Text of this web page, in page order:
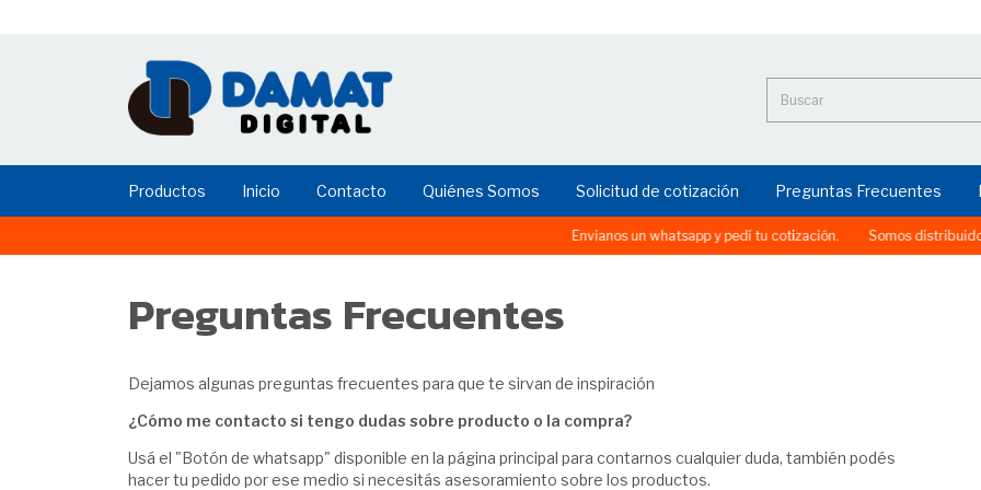
Productos Inicio Contacto Quiénes Somos Solicitud de cotización Preguntas Frecuentes
Envianos un whatsapp y pedí tu cotización. Somos
Preguntas Frecuentes
Dejamos algunas preguntas frecuentes para que te sirvan de inspiración
¿Cómo me contacto si tengo dudas sobre producto o la compra?
Usá el "Botón de whatsapp" disponible en la página principal para contarnos cualquier duda, también podés
hacer tu pedido por ese medio si necesitás asesoramiento sobre los productos.